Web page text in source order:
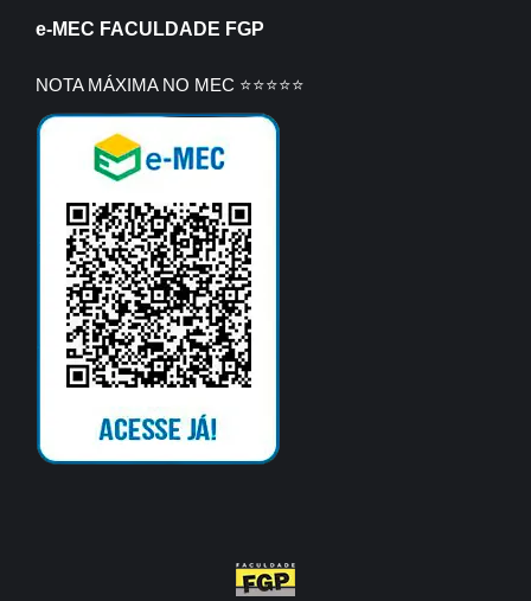
e-MEC FACULDADE FGP
NOTA MÁXIMA NO MEC ⭐⭐⭐⭐⭐